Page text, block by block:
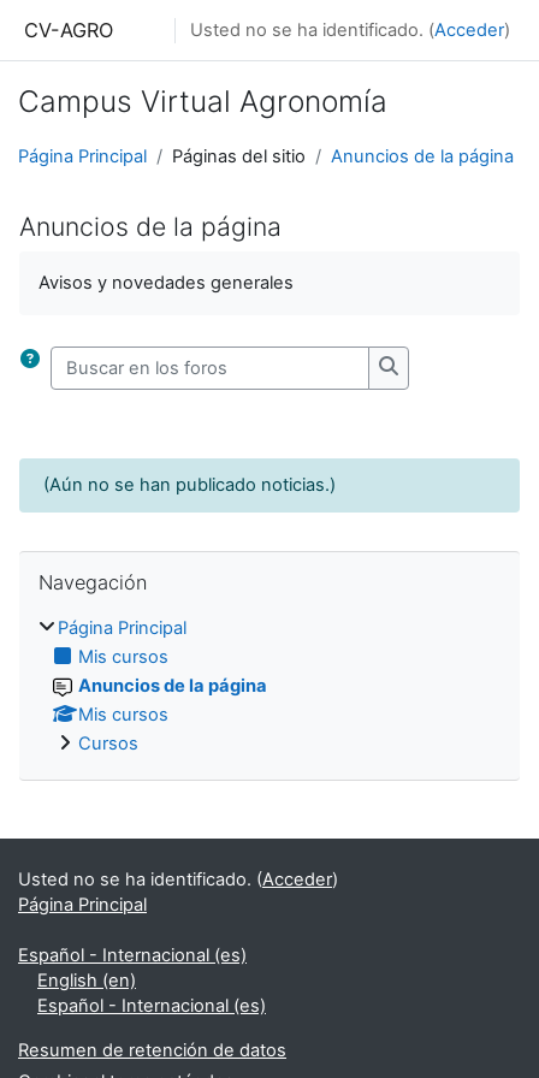
CV-AGRO Usted no se ha identificado. (Acceder)
Campus Virtual Agronomía
Página Principal Páginas del sitio Anuncios de la página
Anuncios de la página
Avisos y novedades generales
Buscar en los foros
Buscar en los
(Aún no se han publicado noticias.)
Navegación
Página Principal
Mis cursos
Anuncios de la página
Mis cursos
Cursos
Usted no se ha identificado. (Acceder)
Página Principal
Español - Internacional ‎(es)‎
English ‎(en)‎
Español - Internacional ‎(es)‎
Resumen de retención de datos